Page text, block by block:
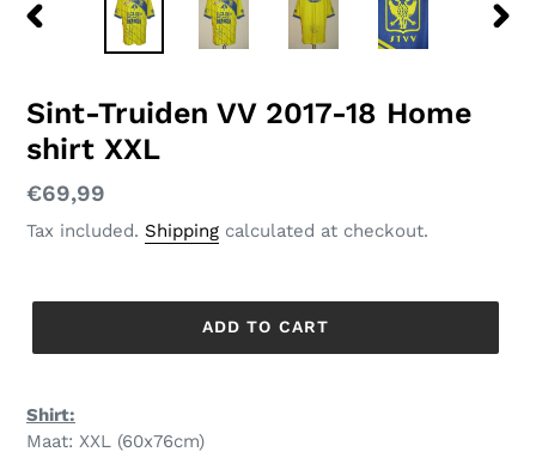
Sint-Truiden VV 2017-18 Home
shirt XXL
Regular
price
€69,99
Tax included. Shipping calculated at checkout.
ADD TO CART
Shirt:
Maat: XXL (60x76cm)